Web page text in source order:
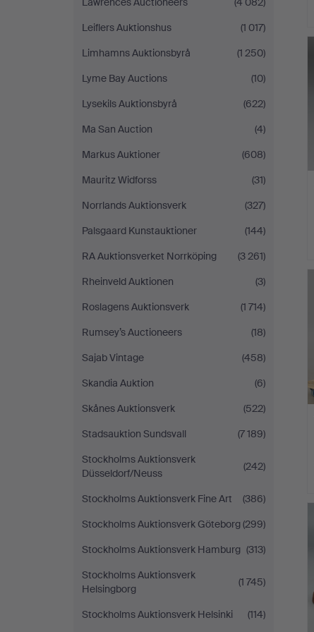
Leiflers Auktionshus
(1 017)
Limhamns Auktionsbyrå
(1 250)
Lyme Bay Auctions
(10)
Lysekils Auktionsbyrå
(622)
Ma San Auction
(4)
Markus Auktioner
(608)
Mauritz Widforss
(31)
Norrlands Auktionsverk
(327)
Palsgaard Kunstauktioner
(144)
RA Auktionsverket Norrköping
(3 261)
Rheinveld Auktionen
(3)
Roslagens Auktionsverk
(1 714)
Rumsey’s Auctioneers
(18)
Sajab Vintage
(458)
Skandia Auktion
(6)
Skånes Auktionsverk
(522)
Stadsauktion Sundsvall
(7 189)
Stockholms Auktionsverk
Düsseldorf/Neuss
(242)
Stockholms Auktionsverk Fine Art
(386)
Stockholms Auktionsverk Göteborg(299)
Stockholms Auktionsverk Hamburg (313)
Stockholms Auktionsverk
Helsingborg
(1 745)
Stockholms Auktionsverk Helsinki (114)